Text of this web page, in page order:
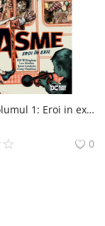
Basme. Volumul 1: Eroi in exil, Bill Williamgham ART
0